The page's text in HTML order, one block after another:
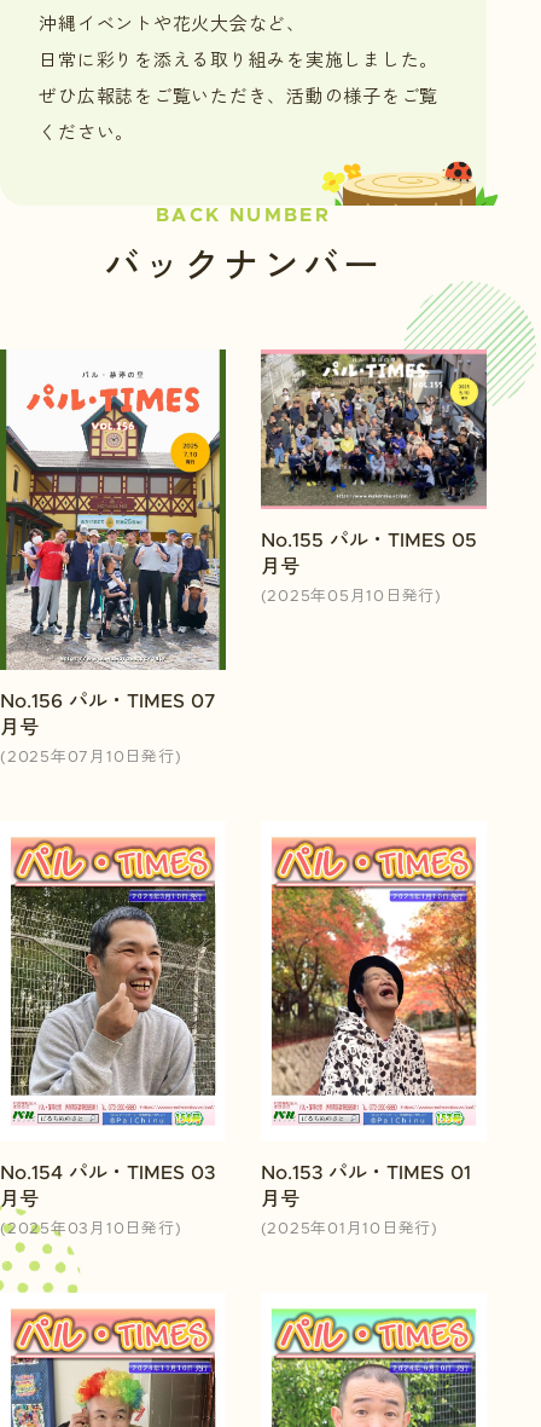
沖縄イベントや花火大会など、
日常に彩りを添える取り組みを実施しました。
ぜひ広報誌をご覧いただき、活動の様子をご覧
ください。
BACK NUMBER
バックナンバー
No.156 パル・TIMES 07
月号
(2025年07月10日発行)
No.155 パル・TIMES 05
月号
(2025年05月10日発行)
No.154 パル・TIMES 03
月号
(2025年03月10日発行)
No.153 パル・TIMES 01
月号
(2025年01月10日発行)